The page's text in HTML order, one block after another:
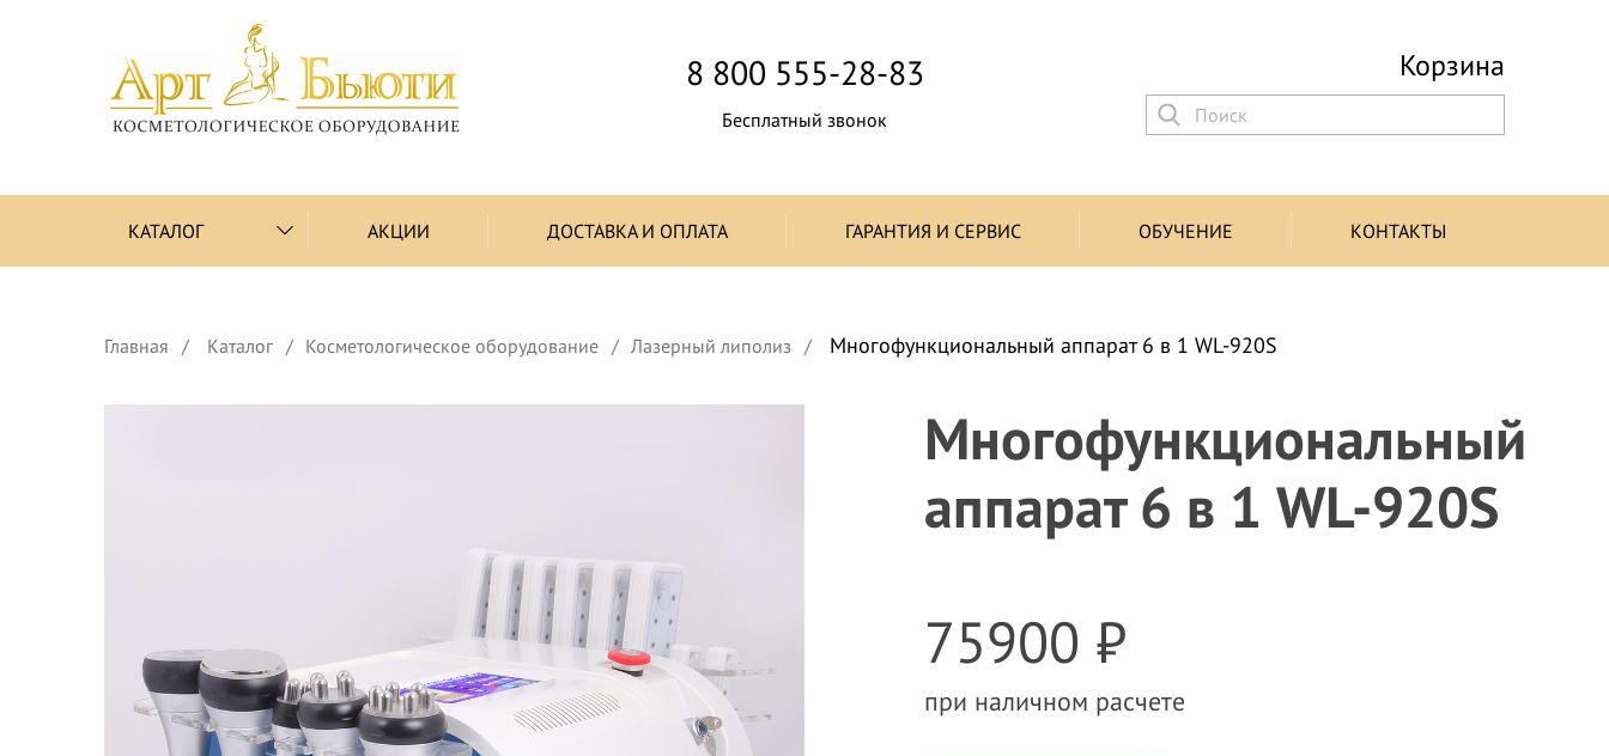
8 800 555-28-83
Бесплатный звонок
Корзина
КАТАЛОГ АКЦИИ ДОСТАВКА И ОПЛАТА ГАРАНТИЯ И СЕРВИС ОБУЧЕНИЕ КОНТАКТЫ
Главная Каталог Косметологическое оборудование Лазерный липолиз Многофункциональный аппарат 6 в 1 WL-920S
Многофункциональный
аппарат 6 в 1 WL-920S
75900 ₽
при наличном расчете